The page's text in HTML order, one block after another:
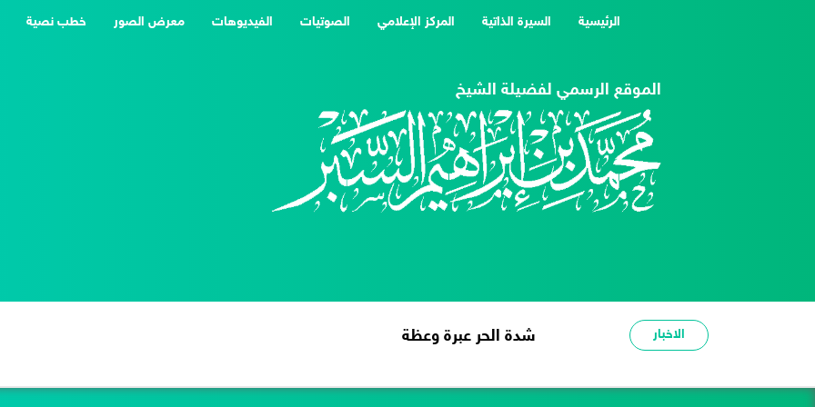
الرئيسية
(current) السيرة الذاتية المركز الإعلامي الصوتيات الفيديوهات معرض الصور خطب نصية
الموقع الرسمي لفضيلة الشيخ
الاخبار شدة الحر عبرة وعظة